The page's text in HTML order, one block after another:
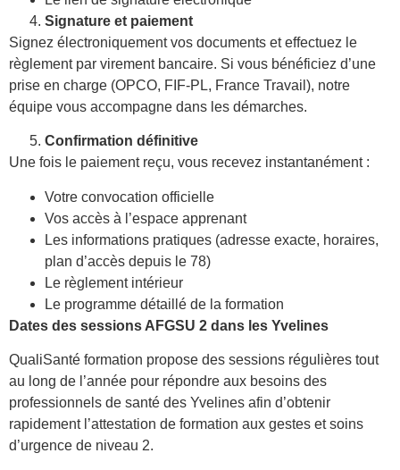
Signature et paiement
Signez électroniquement vos documents et effectuez le
règlement par virement bancaire. Si vous bénéficiez d’une
prise en charge (OPCO, FIF-PL, France Travail), notre
équipe vous accompagne dans les démarches.
Confirmation définitive
Une fois le paiement reçu, vous recevez instantanément :
Votre convocation officielle
Vos accès à l’espace apprenant
Les informations pratiques (adresse exacte, horaires,
plan d’accès depuis le 78)
Le règlement intérieur
Le programme détaillé de la formation
Dates des sessions AFGSU 2 dans les Yvelines
QualiSanté formation propose des sessions régulières tout
au long de l’année pour répondre aux besoins des
professionnels de santé des Yvelines afin d’obtenir
rapidement l’attestation de formation aux gestes et soins
d’urgence de niveau 2.